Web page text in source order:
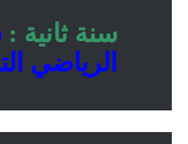
سنة ثانية :
الرياضي